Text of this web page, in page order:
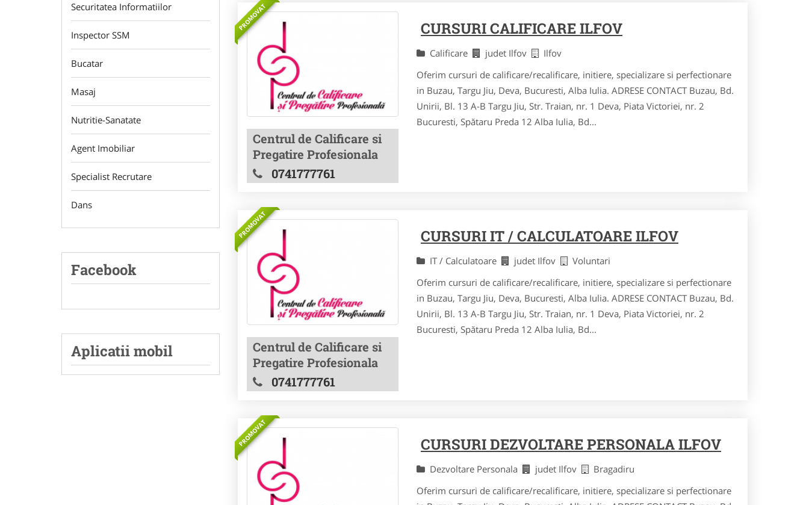
Securitatea Informatiilor
Inspector SSM
Bucatar
Masaj
Nutritie-Sanatate
Agent Imobiliar
Specialist Recrutare
Dans
Facebook
Aplicatii mobil
PROMOVAT
Centrul de Calificare si
Pregatire Profesionala
0741777761
CURSURI CALIFICARE ILFOV
Calificare judet Ilfov
Ilfov
Oferim cursuri de calificare/recalificare, initiere, specializare si perfectionare
in Buzau, Targu Jiu, Deva, Bucuresti, Alba Iulia. ADRESE CONTACT Buzau, Bd.
Unirii, Bl. 13 A-B Targu Jiu, Str. Traian, nr. 1 Deva, Piata Victoriei, nr. 2
Bucuresti, Spătaru Preda 12 Alba Iulia, Bd...
PROMOVAT
Centrul de Calificare si
Pregatire Profesionala
0741777761
CURSURI IT / CALCULATOARE ILFOV
IT / Calculatoare judet Ilfov
Voluntari
Oferim cursuri de calificare/recalificare, initiere, specializare si perfectionare
in Buzau, Targu Jiu, Deva, Bucuresti, Alba Iulia. ADRESE CONTACT Buzau, Bd.
Unirii, Bl. 13 A-B Targu Jiu, Str. Traian, nr. 1 Deva, Piata Victoriei, nr. 2
Bucuresti, Spătaru Preda 12 Alba Iulia, Bd...
PROMOVAT CURSURI DEZVOLTARE PERSONALA ILFOV
Dezvoltare Personala judet Ilfov
Bragadiru
Oferim cursuri de calificare/recalificare, initiere, specializare si perfectionare